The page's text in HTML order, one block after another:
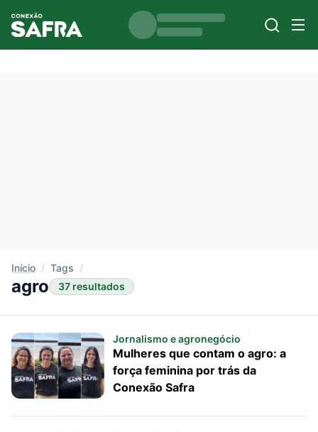
Início / Tags /
agro 37 resultados
Jornalismo e agronegócio
Mulheres que contam o agro: a
força feminina por trás da
Conexão Safra